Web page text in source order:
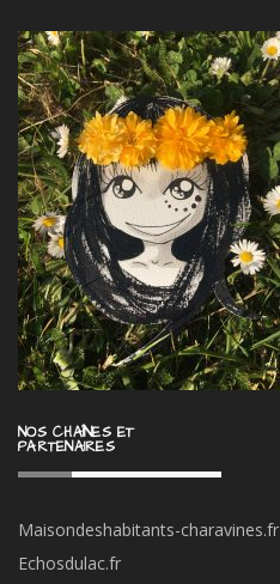
NOS CHAÎNES ET
PARTENAIRES
Maisondeshabitants-charavines.fr
Echosdulac.fr